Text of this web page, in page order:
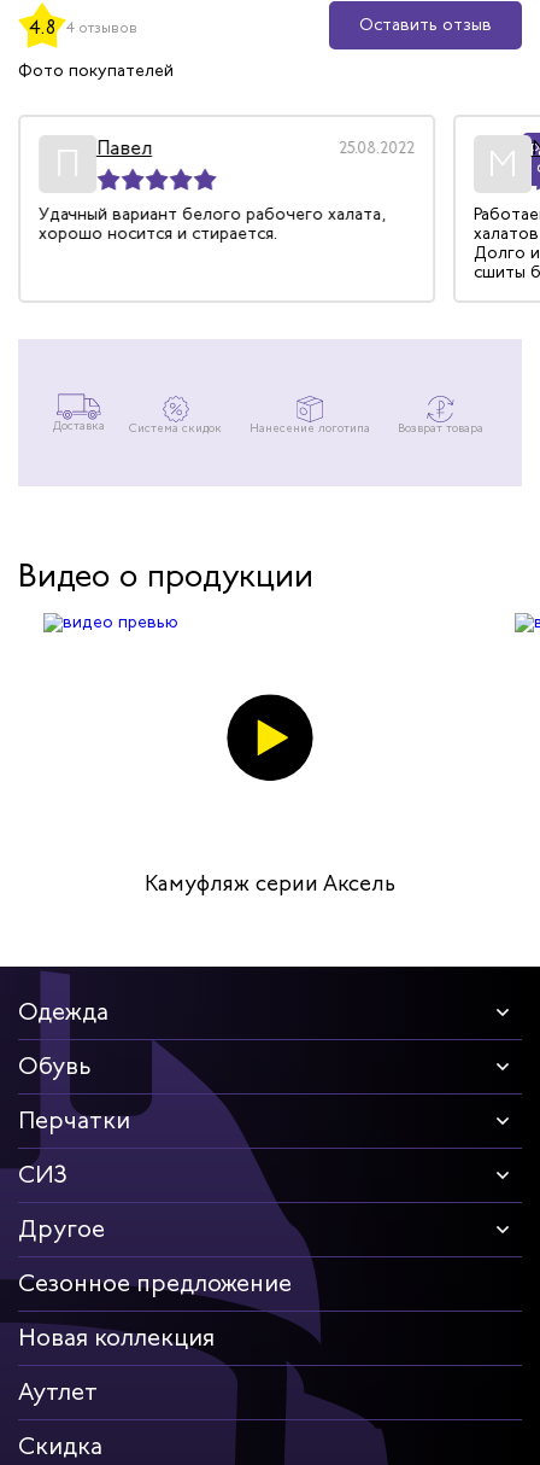
4.8 4 отзывов
Оставить отзыв
Фото покупателей
П Павел 25.08.2022
Удачный вариант белого рабочего халата,
хорошо носится и стирается.
М
Долго
сшиты
чистом.
Доставка Система скидок Нанесение логотипа Возврат товара
Видео о продукции
Камуфляж серии Аксель
Одежда
Обувь
Перчатки
СИЗ
Другое
Сезонное предложение
Новая коллекция
Аутлет
Скидка